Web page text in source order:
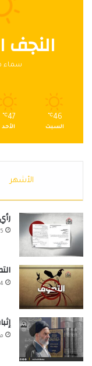
النجف
سماء
46
℃
السبت
47
℃
الأحد
الأشهر